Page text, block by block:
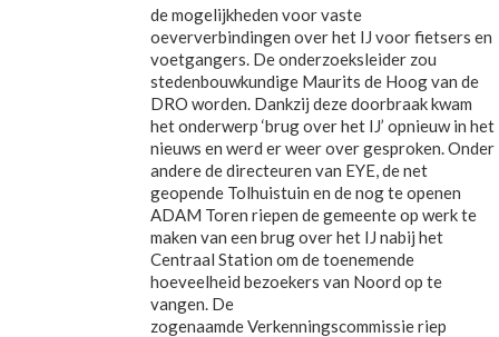
de mogelijkheden voor vaste
oeververbindingen over het IJ voor fietsers en
voetgangers. De onderzoeksleider zou
stedenbouwkundige Maurits de Hoog van de
DRO worden. Dankzij deze doorbraak kwam
het onderwerp ‘brug over het IJ’ opnieuw in het
nieuws en werd er weer over gesproken. Onder
andere de directeuren van EYE, de net
geopende Tolhuistuin en de nog te openen
ADAM Toren riepen de gemeente op werk te
maken van een brug over het IJ nabij het
Centraal Station om de toenemende
hoeveelheid bezoekers van Noord op te
vangen. De
zogenaamde Verkenningscommissie riep